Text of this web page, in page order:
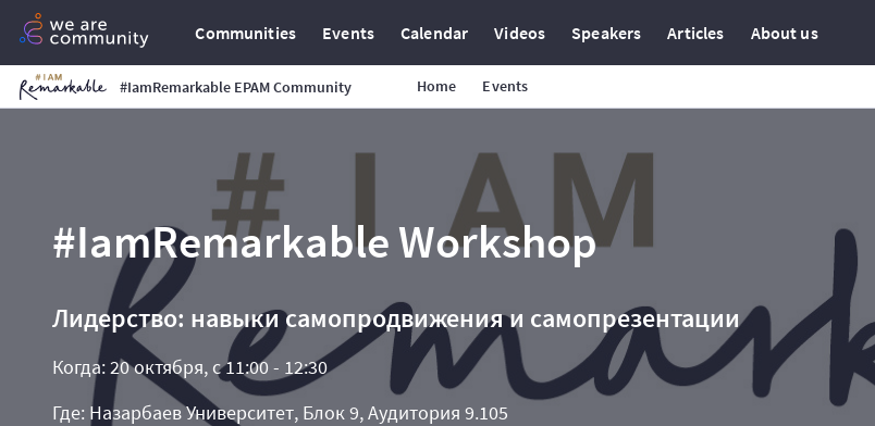
Communities Events Calendar Videos Speakers Articles About us
#IamRemarkable EPAM Community Home Events
#IamRemarkable Workshop
Лидерство: навыки самопродвижения и самопрезентации
Когда: 20 октября, с 11:00 - 12:30
Где: Назарбаев Университет, Блок 9, Аудитория 9.105